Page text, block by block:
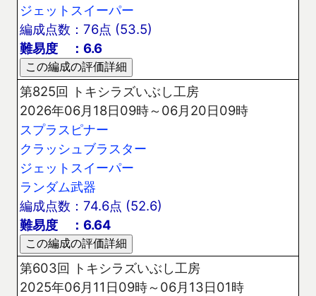
ジェットスイーパー
編成点数：76点 (53.5)
難易度 ：6.6
第825回 トキシラズいぶし工房
2026年06月18日09時～06月20日09時
スプラスピナー
クラッシュブラスター
ジェットスイーパー
ランダム武器
編成点数：74.6点 (52.6)
難易度 ：6.64
第603回 トキシラズいぶし工房
2025年06月11日09時～06月13日01時